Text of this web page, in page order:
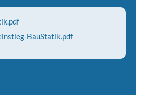
BauStatik.pdf